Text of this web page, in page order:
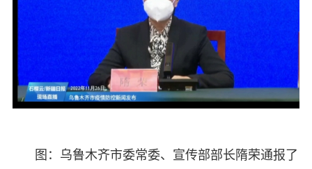
图：乌鲁木齐市委常委、宣传部部长隋荣通报了